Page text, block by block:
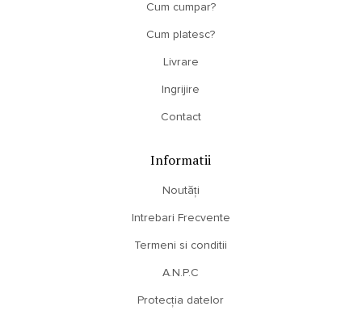
Cum cumpar?
Cum platesc?
Livrare
Ingrijire
Contact
Informatii
Noutăți
Intrebari Frecvente
Termeni si conditii
A.N.P.C
Protecția datelor